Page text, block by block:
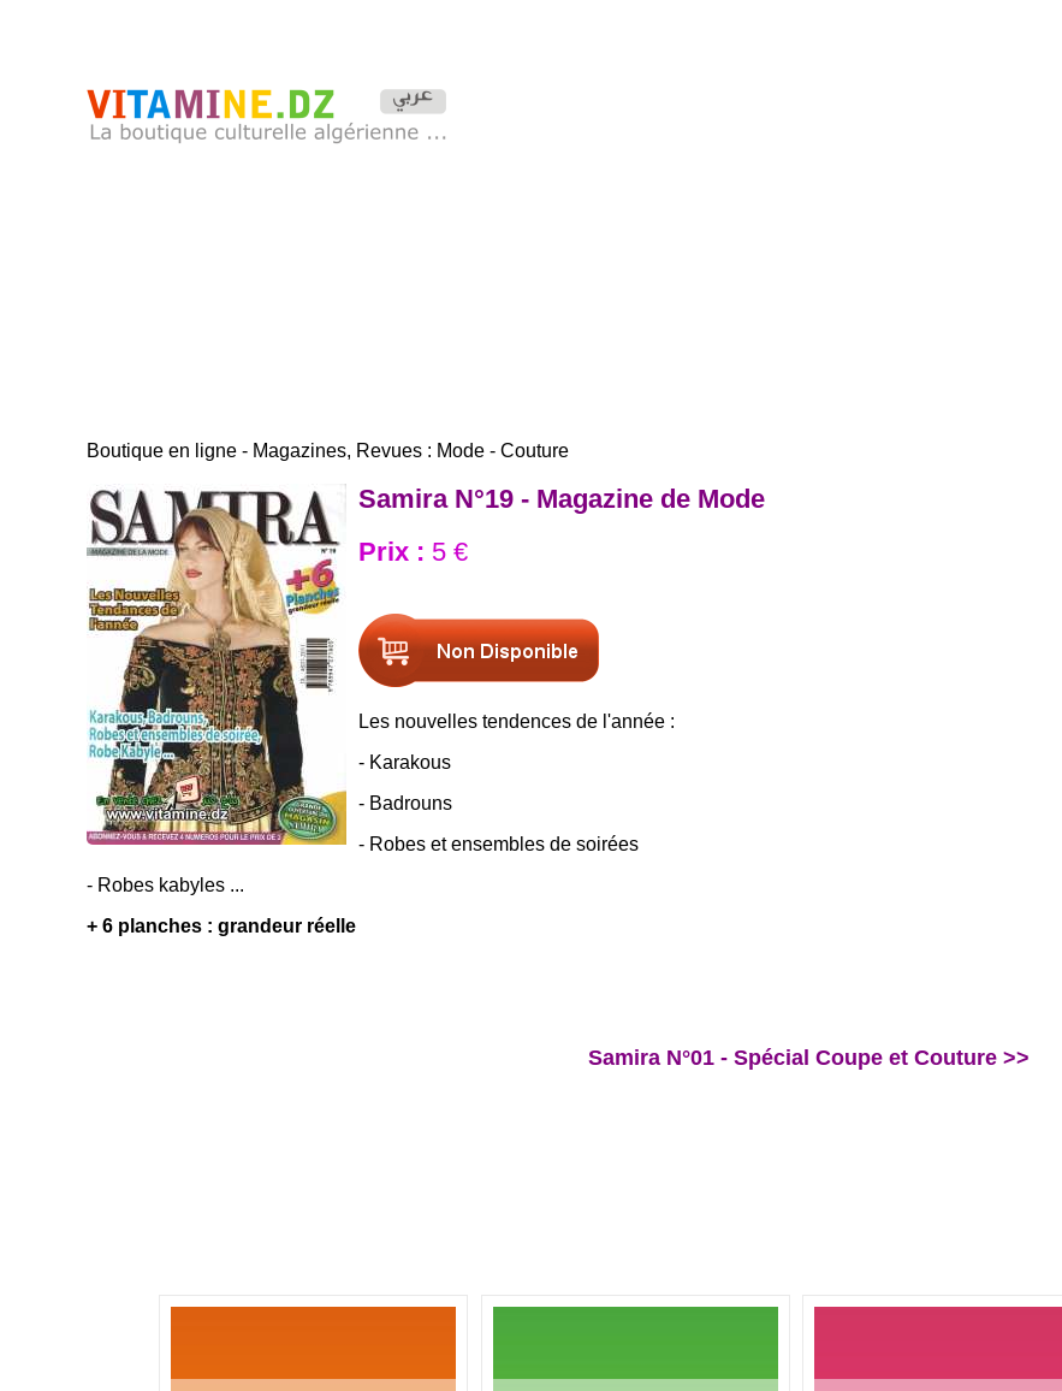
Boutique en ligne - Magazines, Revues : Mode - Couture
Samira N°19 - Magazine de Mode
Prix : 5 €
Les nouvelles tendences de l'année :
- Karakous
- Badrouns
- Robes et ensembles de soirées
- Robes kabyles ...
+ 6 planches : grandeur réelle
Samira N°01 - Spécial Coupe et Couture >>